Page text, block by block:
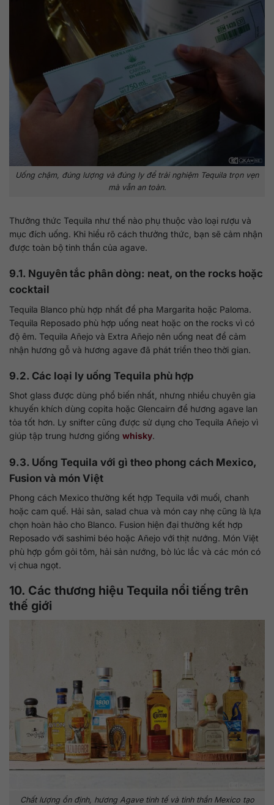
Uống chậm, đúng lượng và đúng ly để trải nghiệm Tequila trọn vẹn
mà vẫn an toàn.
Thưởng thức Tequila như thế nào phụ thuộc vào loại rượu và
mục đích uống. Khi hiểu rõ cách thưởng thức, bạn sẽ cảm nhận
được toàn bộ tinh thần của agave.
9.1. Nguyên tắc phân dòng: neat, on the rocks hoặc
cocktail
Tequila Blanco phù hợp nhất để pha Margarita hoặc Paloma.
Tequila Reposado phù hợp uống neat hoặc on the rocks vì có
độ êm. Tequila Añejo và Extra Añejo nên uống neat để cảm
nhận hương gỗ và hương agave đã phát triển theo thời gian.
9.2. Các loại ly uống Tequila phù hợp
Shot glass được dùng phổ biến nhất, nhưng nhiều chuyên gia
khuyến khích dùng copita hoặc Glencairn để hương agave lan
tỏa tốt hơn. Ly snifter cũng được sử dụng cho Tequila Añejo vì
giúp tập trung hương giống whisky.
9.3. Uống Tequila với gì theo phong cách Mexico,
Fusion và món Việt
Phong cách Mexico thường kết hợp Tequila với muối, chanh
hoặc cam quế. Hải sản, salad chua và món cay nhẹ cũng là lựa
chọn hoàn hảo cho Blanco. Fusion hiện đại thường kết hợp
Reposado với sashimi béo hoặc Añejo với thịt nướng. Món Việt
phù hợp gồm gỏi tôm, hải sản nướng, bò lúc lắc và các món có
vị chua ngọt.
10. Các thương hiệu Tequila nổi tiếng trên
thế giới
Chất lượng ổn định, hương Agave tinh tế và tinh thần Mexico tạo